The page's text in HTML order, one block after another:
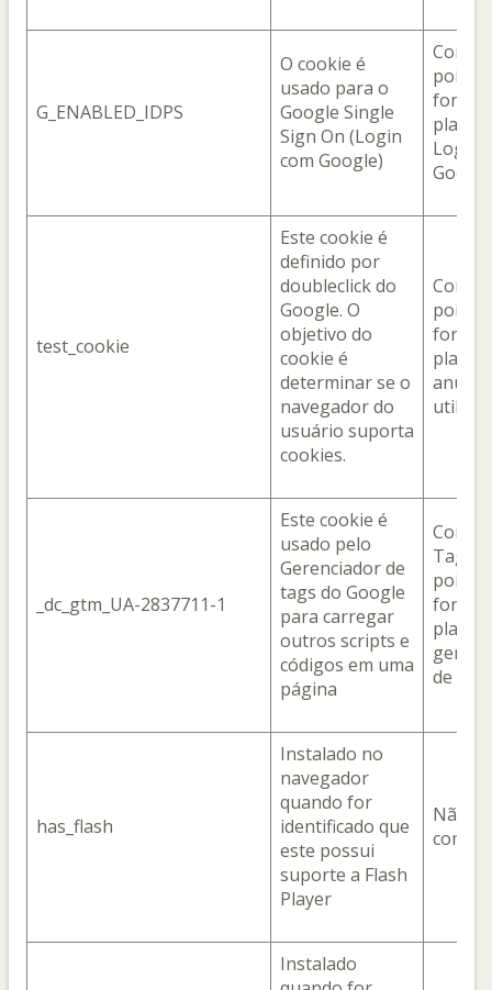
G_ENABLED_IDPS
O cookie é
usado para o
Google Single
Sign On (Login
com Google)
Com o
pois
Login
test_cookie
Este cookie é
definido por
doubleclick do
Google. O
objetivo do
cookie é
determinar se o
navegador do
usuário suporta
cookies.
Com o
pois
_dc_gtm_UA-2837711-1
Este cookie é
usado pelo
Gerenciador de
tags do Google
para carregar
outros scripts e
códigos em uma
página
Com o
Tag
pois
de
has_flash
Instalado no
navegador
quando for
identificado que
este possui
suporte a Flash
Player
Não
Instalado